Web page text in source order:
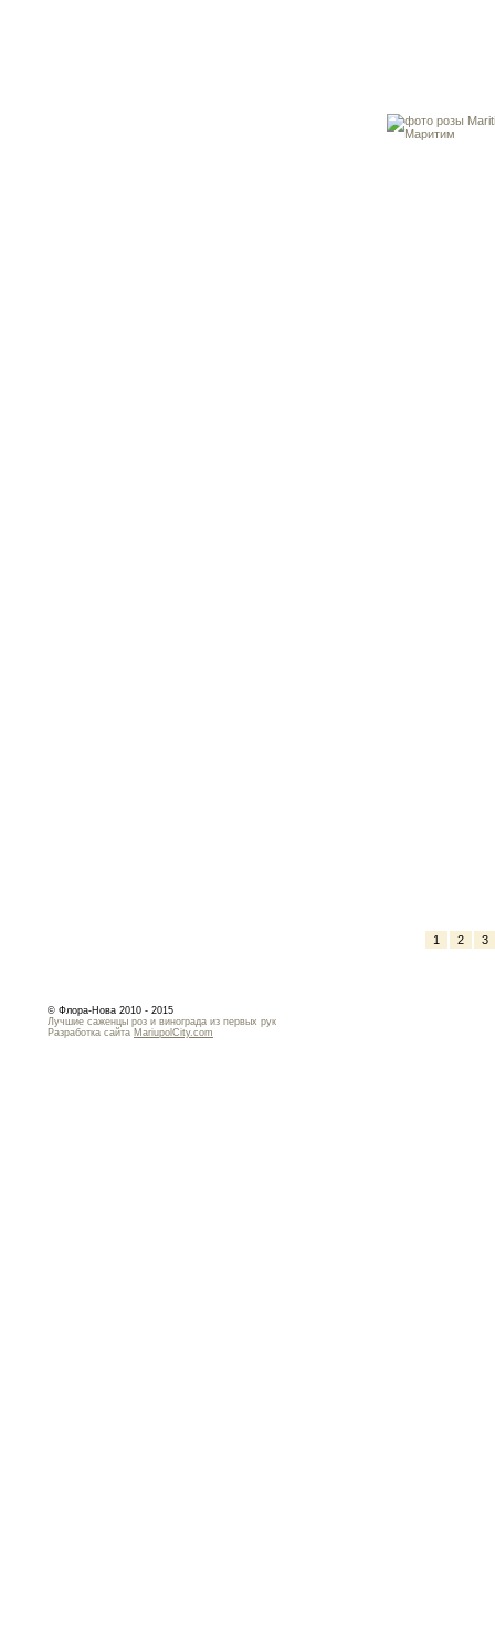
1 2 3
© Флора-Нова 2010 - 2015
Лучшие саженцы роз и винограда из первых рук
Разработка сайта MariupolCity.com